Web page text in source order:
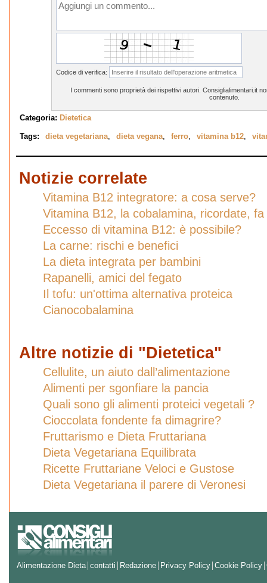
Codice di verifica:
I commenti sono proprietà dei rispettivi autori. Consiglialimentari.it
contenuto.
Categoria: Dietetica
Tags: dieta vegetariana, dieta vegana, ferro, vitamina b12,
Notizie correlate
Vitamina B12 integratore: a cosa serve?
Vitamina B12, la cobalamina, ricordate,
Eccesso di vitamina B12: è possibile?
La carne: rischi e benefici
La dieta integrata per bambini
Rapanelli, amici del fegato
Il tofu: un'ottima alternativa proteica
Cianocobalamina
Altre notizie di "Dietetica"
Cellulite, un aiuto dall’alimentazione
Alimenti per sgonfiare la pancia
Quali sono gli alimenti proteici vegetali ?
Cioccolata fondente fa dimagrire?
Fruttarismo e Dieta Fruttariana
Dieta Vegetariana Equilibrata
Ricette Fruttariane Veloci e Gustose
Dieta Vegetariana il parere di Veronesi
Alimentazione Dieta contatti Redazione Privacy Policy Cookie Policy